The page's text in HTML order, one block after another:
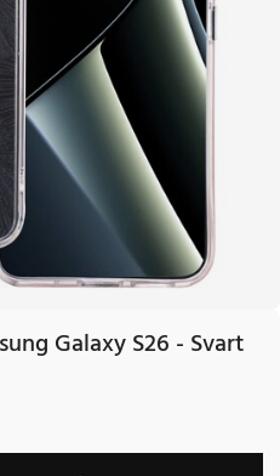
Galaxy S26 - Svart